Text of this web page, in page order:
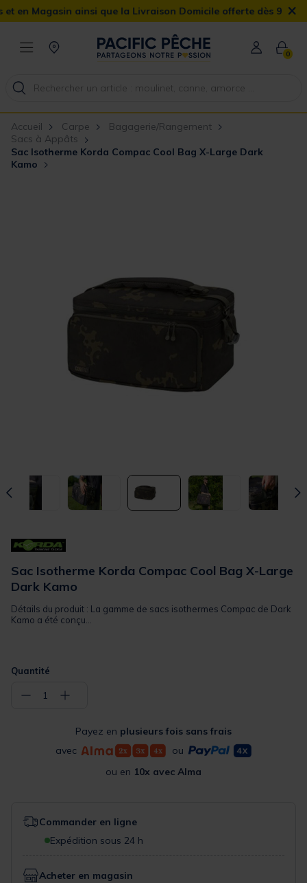
que la Livraison Domicile offerte dès 90€ ×
0
Accueil Carpe
Bagagerie/Rangement
Sacs à Appâts
Sac Isotherme Korda Compac Cool Bag X-Large Dark
Kamo
Sac Isotherme Korda Compac Cool Bag X-Large
Dark Kamo
Détails du produit : La gamme de sacs isothermes Compac de Dark
Kamo a été conçu...
Quantité
− 1 +
Payez en plusieurs fois sans frais
avec
ou
ou en 10x avec Alma
Commander en ligne
Expédition sous 24 h
Acheter en magasin